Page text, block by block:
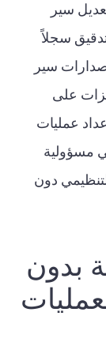
سير
سجلاً
سير
على
عمليات
مسؤولية
دون
بدون